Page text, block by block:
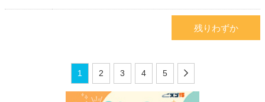
残りわずか
1 2 3 4 5